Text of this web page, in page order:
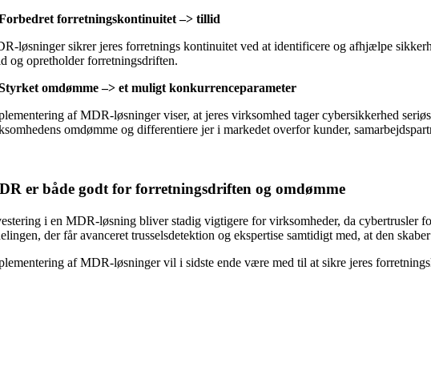
forretningskontinuitet –> tillid
løsninger sikrer jeres forretnings kontinuitet ved at identificere og afhjælpe
og opretholder forretningsdriften.
omdømme –> et muligt konkurrenceparameter
af MDR-løsninger viser, at jeres virksomhed tager cybersikkerhed
omdømme og differentiere jer i markedet overfor kunder,
er både godt for forretningsdriften og omdømme
i en MDR-løsning bliver stadig vigtigere for virksomheder, da
der får avanceret trusselsdetektion og ekspertise samtidigt med, at den
af MDR-løsninger vil i sidste ende være med til at sikre jeres